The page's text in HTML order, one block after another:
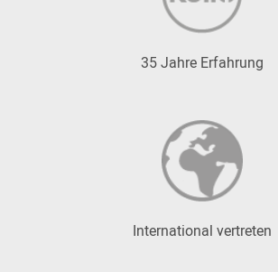
35 Jahre Erfahrung
International vertreten